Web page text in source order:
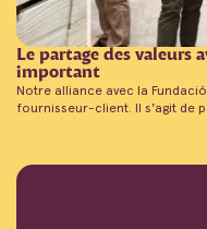
Le partage des valeurs
important
Notre alliance avec la
fournisseur-client. Il s'agit de